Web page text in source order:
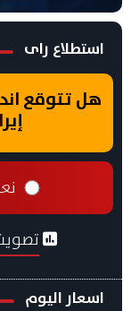
استطلاع راى
هل تتوقع
اسعار اليوم